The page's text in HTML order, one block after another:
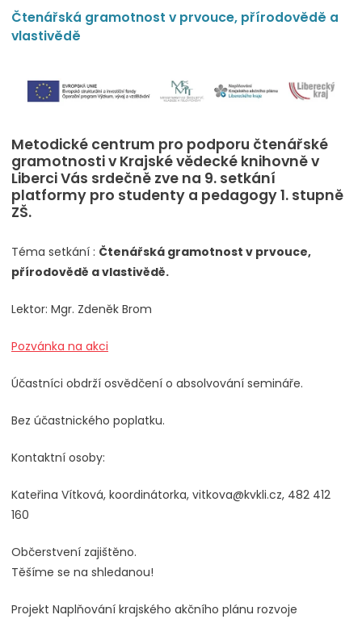
Čtenářská gramotnost v prvouce, přírodovědě a
vlastivědě
Metodické centrum pro podporu čtenářské
gramotnosti v Krajské vědecké knihovně v
Liberci Vás srdečně zve na 9. setkání
platformy pro studenty a pedagogy 1. stupně
ZŠ.
Téma setkání : Čtenářská gramotnost v prvouce,
přírodovědě a vlastivědě.
Lektor: Mgr. Zdeněk Brom
Pozvánka na akci
Účastníci obdrží osvědčení o absolvování semináře.
Bez účastnického poplatku.
Kontaktní osoby:
Kateřina Vítková, koordinátorka, vitkova@kvkli.cz, 482 412
160
Občerstvení zajištěno.
Těšíme se na shledanou!
Projekt Naplňování krajského akčního plánu rozvoje